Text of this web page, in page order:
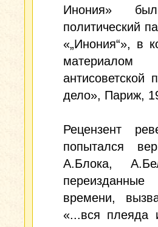
Инония»
политический
«„Инония“», в
антисоветской
дело», Париж,
Рецензент
попытался
А.Блока,
времени,
«...вся плеяда